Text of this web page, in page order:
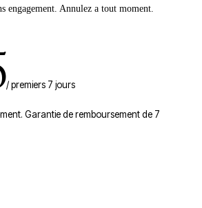
engagement. Annulez a tout moment.
/ premiers 7 jours
Garantie de remboursement de 7